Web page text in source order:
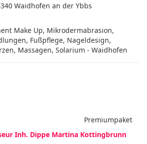
Waidhofen an der Ybbs
Make Up, Mikrodermabrasion,
Fußpflege, Nageldesign,
Massagen, Solarium - Waidhofen
Premiumpaket
Inh. Dippe Martina Kottingbrunn